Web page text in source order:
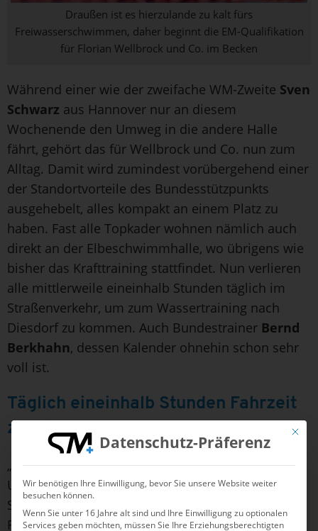
Draußen ist es hierzulande zu kalt fürs
Freiwasserschwimmen, daher beginnt die EM-Qualifikation
für Florian Wellbrock und Co. im Becken
Während einer wie der zweifache WM-Zweite Sven
Schwarz aus Hannover nur an diesem
Wochenende den Umweg in die andere Halle
fährt, gehört das für Wellbrock und Co. nun zum
Alltag. Damit wird zumindest vorübergehend einer
der Standortvorteile des Bundesstützpunkts
ausgehebelt, alles kompakt an einem Platz zu
haben. Fast alle Topkader wohnen nämlich auch
direkt an der Elbeschwimmhalle, wo übrigens wie
bisher das Krafttraining stattfindet. Nun verlieren
alle mittlerweile eineinhalb Stunden täglich im
Straßenverkehr, um zum Wassertraining nach
Diesdorf zu kommen. Auch Bundestrainer Bernd
Berkhahn, dessen Kalender ohnehin schon sehr
voll ist.
Täglich eineinhalb Stunden Fahrzeit
zusätzlich
„Die dazu gekommene Fahrerei war eine große
Umgewöhnung“, sagt Deutschlands schnellste
Sprinterin
Fahrgemeinschaften oder ÖPNV angewiesen sind
Mit
Datenschutz-Präferenz
Wir benötigen Ihre Einwilligung, bevor Sie unsere Website weiter
besuchen können.
Wenn Sie unter 16 Jahre alt sind und Ihre Einwilligung zu optionalen
Services geben möchten, müssen Sie Ihre Erziehungsberechtigten